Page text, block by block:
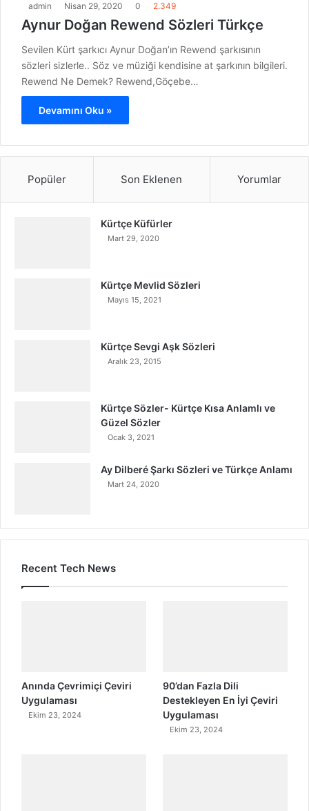
admin Nisan 29, 2020 0 2.349
Aynur Doğan Rewend Sözleri Türkçe
Sevilen Kürt şarkıcı Aynur Doğan’ın Rewend şarkısının
sözleri sizlerle.. Söz ve müziği kendisine at şarkının bilgileri.
Rewend Ne Demek? Rewend,Göçebe…
Devamını Oku »
Popüler Son Eklenen Yorumlar
Kürtçe Küfürler
Mart 29, 2020
Kürtçe Mevlid Sözleri
Mayıs 15, 2021
Kürtçe Sevgi Aşk Sözleri
Aralık 23, 2015
Kürtçe Sözler- Kürtçe Kısa Anlamlı ve
Güzel Sözler
Ocak 3, 2021
Ay Dilberé Şarkı Sözleri ve Türkçe Anlamı
Mart 24, 2020
Recent Tech News
Anında Çevrimiçi Çeviri
Uygulaması
Ekim 23, 2024
90’dan Fazla Dili
Destekleyen En İyi Çeviri
Uygulaması
Ekim 23, 2024